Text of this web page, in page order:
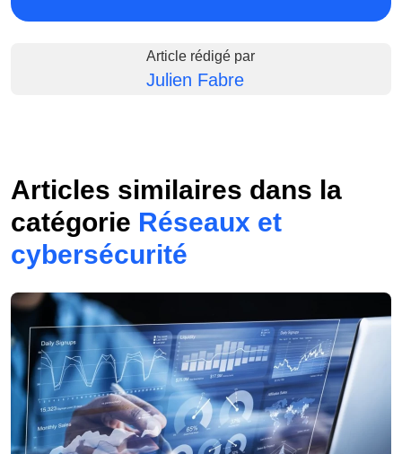
Article rédigé par
Julien Fabre
Articles similaires dans la
catégorie Réseaux et
cybersécurité